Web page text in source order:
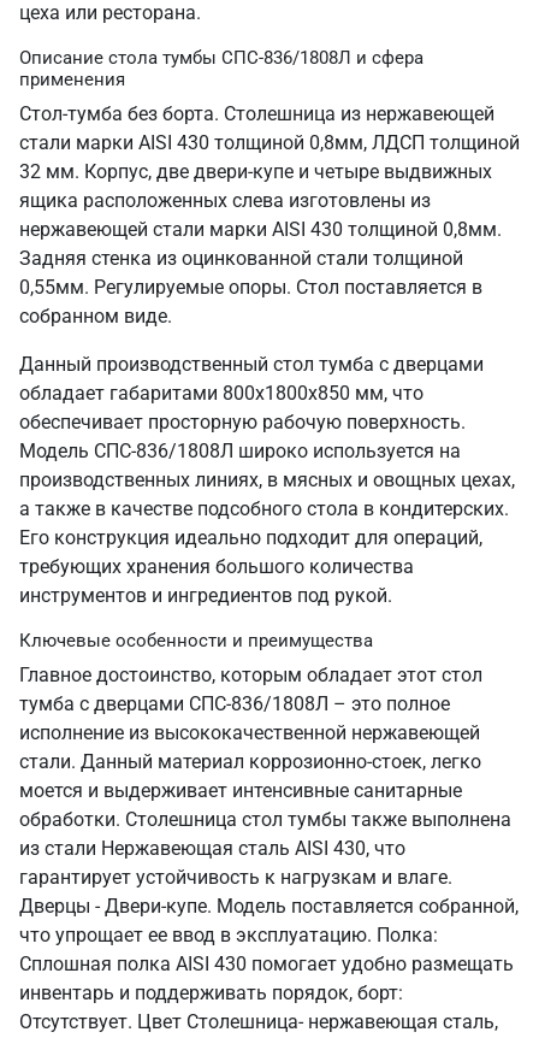
цеха или ресторана.
Описание стола тумбы СПС-836/1808Л и сфера
применения
Стол-тумба без борта. Столешница из нержавеющей
стали марки AISI 430 толщиной 0,8мм, ЛДСП толщиной
32 мм. Корпус, две двери-купе и четыре выдвижных
ящика расположенных слева изготовлены из
нержавеющей стали марки AISI 430 толщиной 0,8мм.
Задняя стенка из оцинкованной стали толщиной
0,55мм. Регулируемые опоры. Стол поставляется в
собранном виде.
Данный производственный стол тумба с дверцами
обладает габаритами 800х1800х850 мм, что
обеспечивает просторную рабочую поверхность.
Модель СПС-836/1808Л широко используется на
производственных линиях, в мясных и овощных цехах,
а также в качестве подсобного стола в кондитерских.
Его конструкция идеально подходит для операций,
требующих хранения большого количества
инструментов и ингредиентов под рукой.
Ключевые особенности и преимущества
Главное достоинство, которым обладает этот стол
тумба с дверцами СПС-836/1808Л – это полное
исполнение из высококачественной нержавеющей
стали. Данный материал коррозионно-стоек, легко
моется и выдерживает интенсивные санитарные
обработки. Столешница стол тумбы также выполнена
из стали Нержавеющая сталь AISI 430, что
гарантирует устойчивость к нагрузкам и влаге.
Дверцы - Двери-купе. Модель поставляется собранной,
что упрощает ее ввод в эксплуатацию. Полка:
Сплошная полка AISI 430 помогает удобно размещать
инвентарь и поддерживать порядок, борт:
Отсутствует. Цвет Столешница- нержавеющая сталь,